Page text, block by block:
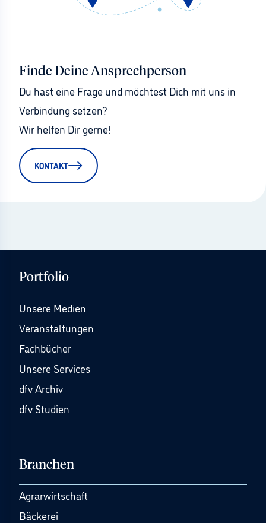
Finde Deine Ansprechperson
Du hast eine Frage und möchtest Dich mit uns in
Verbindung setzen?
Wir helfen Dir gerne!
KONTAKT
Portfolio
Unsere Medien
Veranstaltungen
Fachbücher
Unsere Services
dfv Archiv
dfv Studien
Branchen
Agrarwirtschaft
Bäckerei